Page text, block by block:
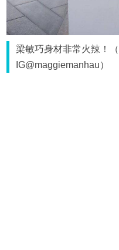
梁敏巧身材非常火辣！（
IG@maggiemanhau）